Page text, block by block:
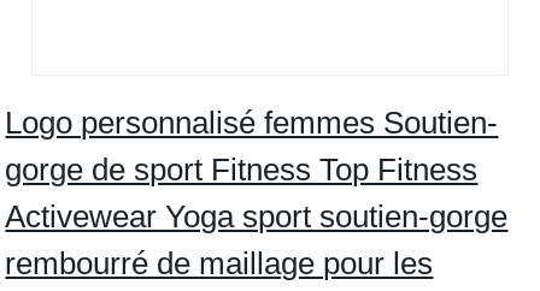
Logo personnalisé femmes Soutien-
gorge de sport Fitness Top Fitness
Activewear Yoga sport soutien-gorge
rembourré de maillage pour les